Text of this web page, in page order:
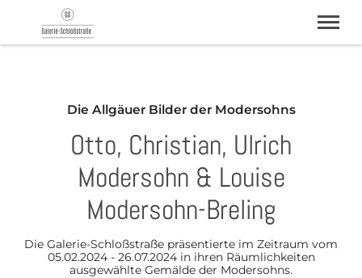
Aktuelle Ausstellung
Die Allgäuer Bilder der Modersohns
Otto, Christian, Ulrich
Modersohn & Louise
Modersohn-Breling
Die Galerie-Schloßstraße präsentierte im Zeitraum vom
05.02.2024 - 26.07.2024 in ihren Räumlichkeiten
ausgewählte Gemälde der Modersohns.